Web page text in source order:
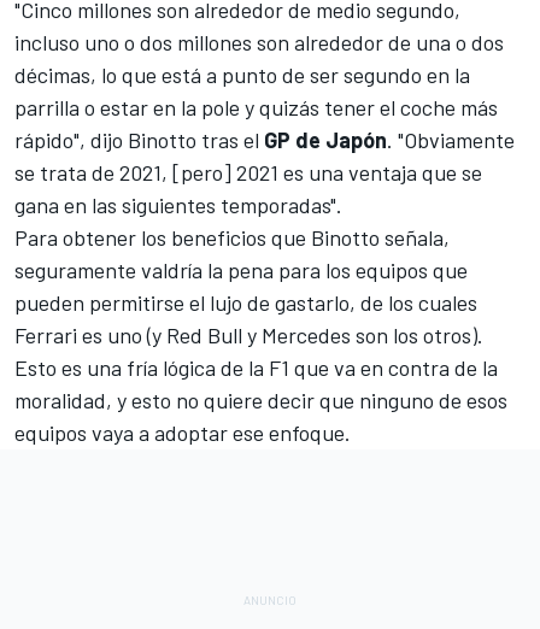
"Cinco millones son alrededor de medio segundo,
incluso uno o dos millones son alrededor de una o dos
décimas, lo que está a punto de ser segundo en la
parrilla o estar en la pole y quizás tener el coche más
rápido", dijo Binotto tras el GP de Japón. "Obviamente
se trata de 2021, [pero] 2021 es una ventaja que se
gana en las siguientes temporadas".
Para obtener los beneficios que Binotto señala,
seguramente valdría la pena para los equipos que
pueden permitirse el lujo de gastarlo, de los cuales
Ferrari es uno (y Red Bull y Mercedes son los otros).
Esto es una fría lógica de la F1 que va en contra de la
moralidad, y esto no quiere decir que ninguno de esos
equipos vaya a adoptar ese enfoque.